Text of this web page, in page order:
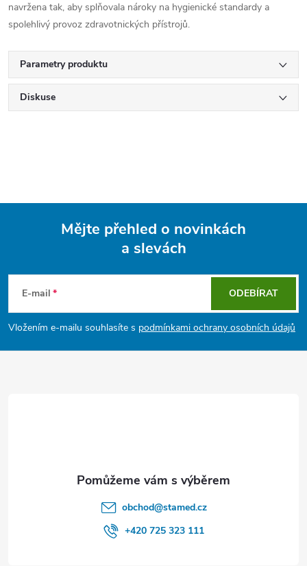
navržena tak, aby splňovala nároky na hygienické standardy a
spolehlivý provoz zdravotnických přístrojů.
Parametry produktu
Diskuse
p
a
Mějte přehled o novinkách
a slevách
E-mail
Vložením e-mailu souhlasíte s podmínkami ochrany osobních údajů
ODEBÍRAT
obchod@stamed.cz
+420 725 323 111